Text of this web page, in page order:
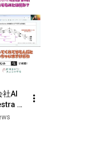
https://ai-orchestra.ai/
社AI
代
み